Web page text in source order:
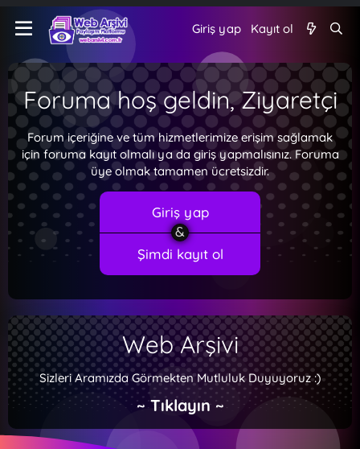
Giriş yap Kayıt ol
Foruma hoş geldin, Ziyaretçi
Forum içeriğine ve tüm hizmetlerimize erişim sağlamak
için foruma kayıt olmalı ya da giriş yapmalısınız. Foruma
üye olmak tamamen ücretsizdir.
Giriş yap
Şimdi kayıt ol
Web Arşivi
Sizleri Aramızda Görmekten Mutluluk Duyuyoruz :)
~ Tıklayın ~